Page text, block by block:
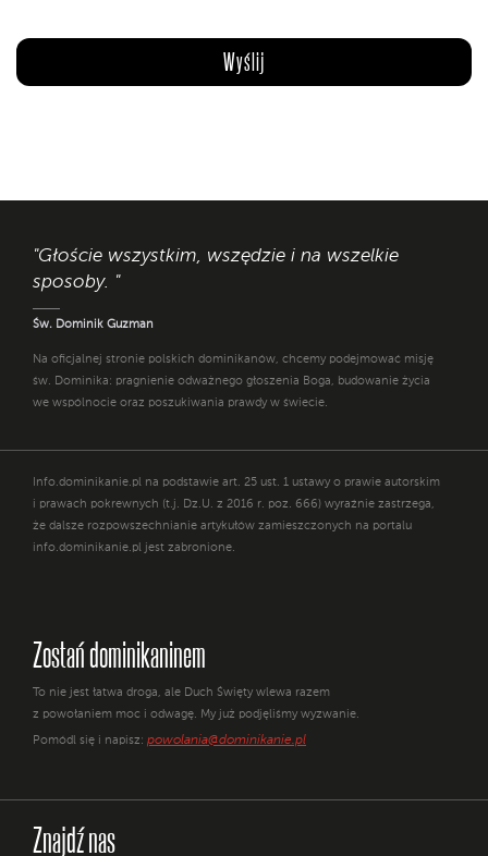
"Głoście wszystkim, wszędzie i na wszelkie
sposoby. "
Św. Dominik Guzman
Na oficjalnej stronie polskich dominikanów, chcemy podejmować misję
św. Dominika: pragnienie odważnego głoszenia Boga, budowanie życia
we wspólnocie oraz poszukiwania prawdy w świecie.
Info.dominikanie.pl na podstawie art. 25 ust. 1 ustawy o prawie autorskim
i prawach pokrewnych (t.j. Dz.U. z 2016 r. poz. 666) wyraźnie zastrzega,
że dalsze rozpowszechnianie artykułów zamieszczonych na portalu
info.dominikanie.pl jest zabronione.
Zostań dominikaninem
To nie jest łatwa droga, ale Duch Święty wlewa razem
z powołaniem moc i odwagę. My już podjęliśmy wyzwanie.
Pomódl się i napisz: powolania@dominikanie.pl
Znajdź nas